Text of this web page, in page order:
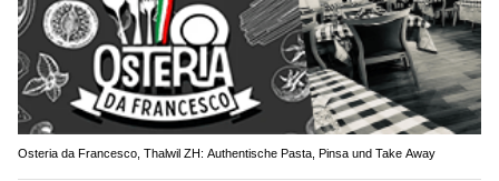
Osteria da Francesco, Thalwil ZH: Authentische Pasta, Pinsa und Take Away